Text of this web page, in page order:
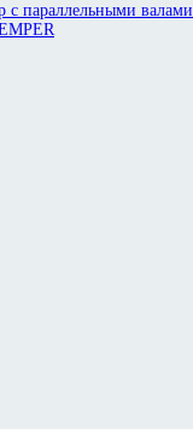
с параллельными валами